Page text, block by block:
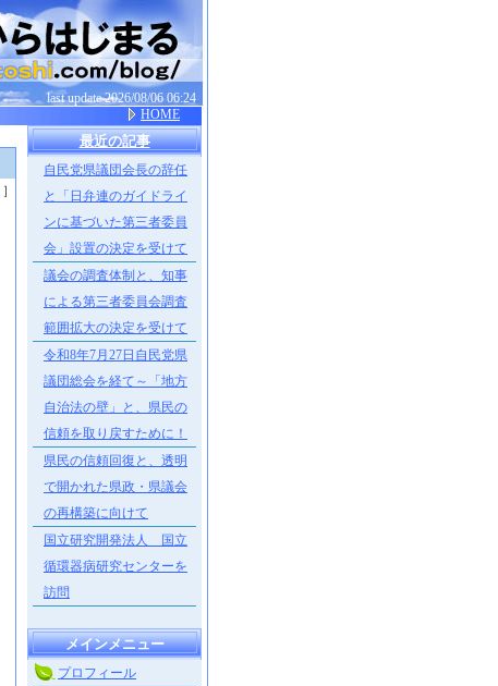
last update 2026/08/06 06:24
HOME
］
最近の記事
自民党県議団会長の辞任
と「日弁連のガイドライ
ンに基づいた第三者委員
会」設置の決定を受けて
議会の調査体制と、知事
による第三者委員会調査
範囲拡大の決定を受けて
令和8年7月27日自民党県
議団総会を経て～「地方
自治法の壁」と、県民の
信頼を取り戻すために！
県民の信頼回復と、透明
で開かれた県政・県議会
の再構築に向けて
国立研究開発法人 国立
循環器病研究センターを
訪問
メインメニュー
プロフィール